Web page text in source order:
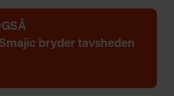
bryder tavsheden